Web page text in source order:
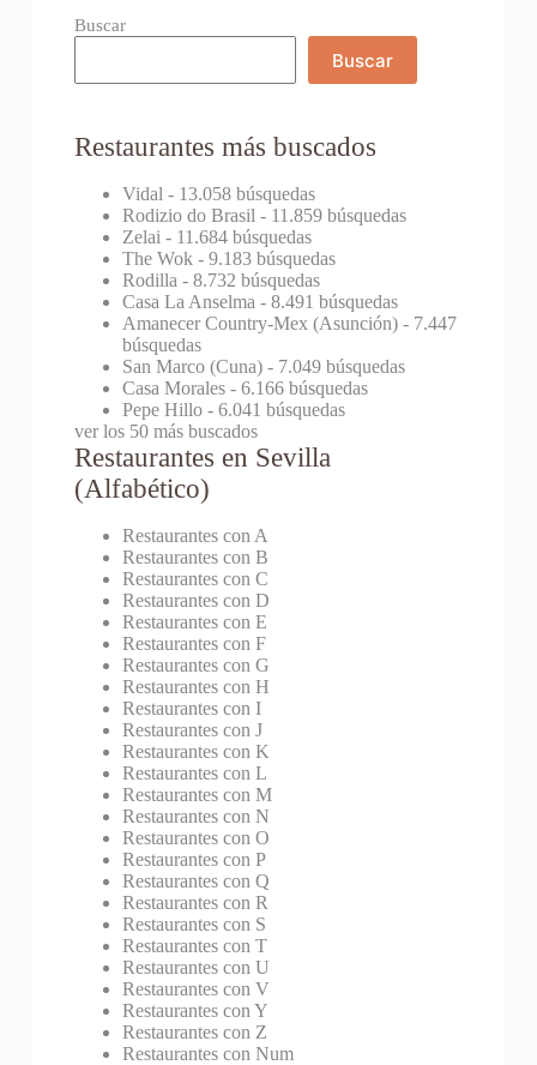
Buscar
Buscar
Restaurantes más buscados
Vidal - 13.058 búsquedas
Rodizio do Brasil - 11.859 búsquedas
Zelai - 11.684 búsquedas
The Wok- 9.183 búsquedas
Rodilla - 8.732 búsquedas
Casa La Anselma - 8.491 búsquedas
Amanecer Country-Mex (Asunción)- 7.447
búsquedas
San Marco (Cuna)- 7.049 búsquedas
Casa Morales- 6.166 búsquedas
Pepe Hillo- 6.041 búsquedas
ver los 50 más buscados
Restaurantes en Sevilla
(Alfabético)
Restaurantes con A
Restaurantes con B
Restaurantes con C
Restaurantes con D
Restaurantes con E
Restaurantes con F
Restaurantes con G
Restaurantes con H
Restaurantes con I
Restaurantes con J
Restaurantes con K
Restaurantes con L
Restaurantes con M
Restaurantes con N
Restaurantes con O
Restaurantes con P
Restaurantes con Q
Restaurantes con R
Restaurantes con S
Restaurantes con T
Restaurantes con U
Restaurantes con V
Restaurantes con Y
Restaurantes con Z
Restaurantes con Num